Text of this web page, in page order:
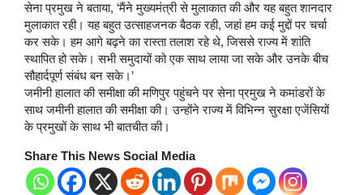
सेना प्रमुख ने बताया, ‘मैंने मुख्यमंत्री से मुलाकात की और यह बहुत शानदार
मुलाकात रही। यह बहुत उत्साहजनक बैठक रही, जहां हम कई मुद्दों पर चर्चा
कर सके। हम आगे बढ़ने का रास्ता तलाश रहे थे, जिससे राज्य में शांति
स्थापित हो सके। सभी समुदायों को एक साथ लाया जा सके और उनके बीच
सौहार्दपूर्ण संबंध बन सके।’
जमीनी हालात की समीक्षा की मणिपुर पहुंचने पर सेना प्रमुख ने कमांडरों के
साथ जमीनी हालात की समीक्षा की। उन्होंने राज्य में विभिन्न सुरक्षा एजेंसियों
के प्रमुखों के साथ भी बातचीत की।
Share This News Social Media